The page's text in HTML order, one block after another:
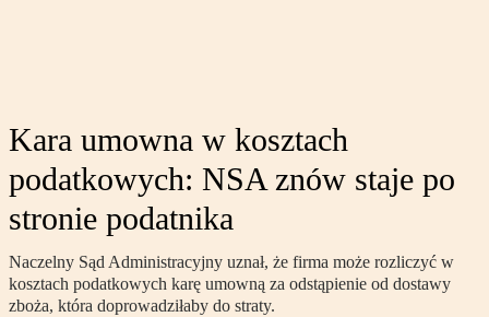
Kara umowna w kosztach
podatkowych: NSA znów staje po
stronie podatnika
Naczelny Sąd Administracyjny uznał, że firma może rozliczyć w
kosztach podatkowych karę umowną za odstąpienie od dostawy
zboża, która doprowadziłaby do straty.